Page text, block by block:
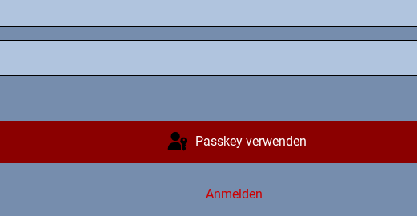
Passkey verwenden
Anmelden